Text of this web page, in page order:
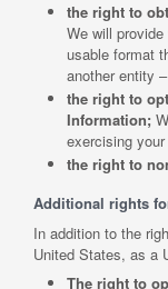
the right to
We will
usable format
another entity
the right to
Information;
exercising
the right to
Additional rights
In addition to the
United States, as a
The right to